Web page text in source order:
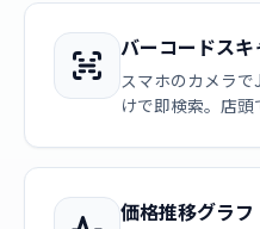
バーコードスキ
スマホのカメラ
けで即検索。店頭
価格推移グラフ